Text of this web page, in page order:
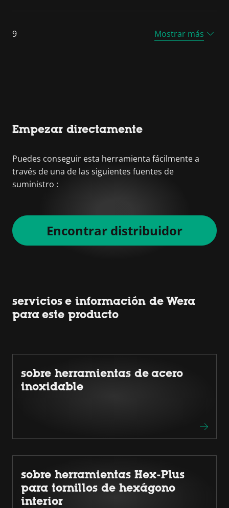
9 Mostrar más
Empezar directamente
Puedes conseguir esta herramienta fácilmente a
través de una de las siguientes fuentes de
suministro :
Encontrar distribuidor
servicios e información de Wera
para este producto
sobre herramientas de acero
inoxidable
sobre herramientas Hex-Plus
para tornillos de hexágono
interior